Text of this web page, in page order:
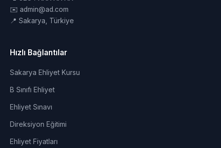
✉️ admin@ad.com
📍 Sakarya, Türkiye
Hızlı Bağlantılar
Sakarya Ehliyet Kursu
B Sınıfı Ehliyet
Ehliyet Sınavı
Direksiyon Eğitimi
Ehliyet Fiyatları